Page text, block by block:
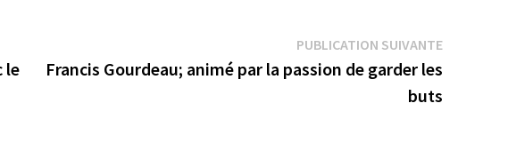
le
PUBLICATION SUIVANTEPublication
suivante :
Francis Gourdeau; animé par la passion de garder les
buts